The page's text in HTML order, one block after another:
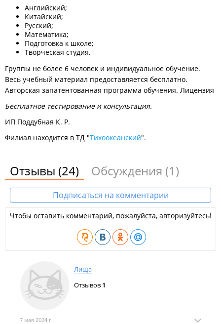
Английский;
Китайский;
Русский;
Математика;
Подготовка к школе;
Творческая студия.
Группы не более 6 человек и индивидуальное обучение.
Весь учебный материал предоставляется бесплатно.
Авторская запатентованная программа обучения. Лицензия
Бесплатное тестирование и консультация.
ИП Поддубная К. Р.
Филиал находится в ТД "Тихоокеанский".
Отзывы (24) Обсуждения (1)
Подписаться на комментарии
Чтобы оставить комментарий, пожалуйста, авторизуйтесь!
Лища
Отзывов 1
7 мая 2024 г.